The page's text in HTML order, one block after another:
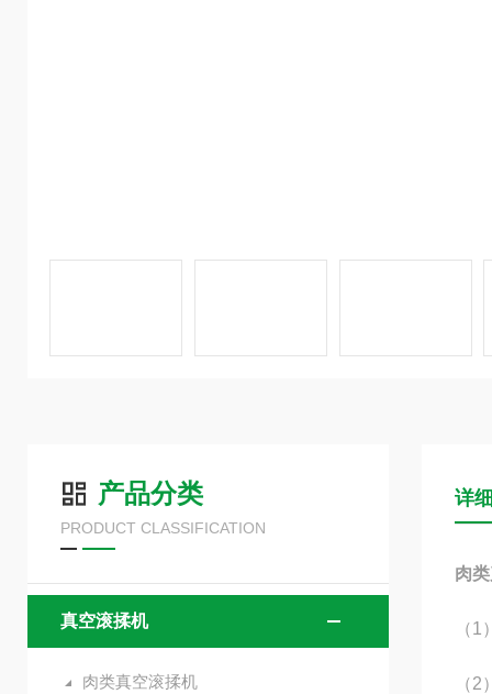
产品分类
PRODUCT CLASSIFICATION
真空滚揉机
肉类真空滚揉机
详
肉
（
（